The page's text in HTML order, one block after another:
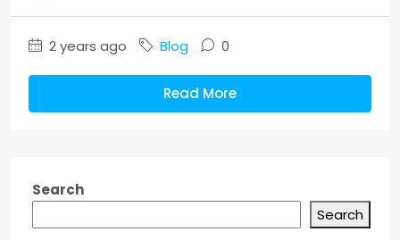
2 years ago Blog 0
Read More
Search
Search